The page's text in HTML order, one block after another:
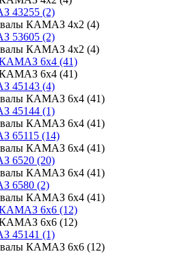
43255 (2)
КАМАЗ 4х2 (4)
53605 (2)
КАМАЗ 4х2 (4)
6х4 (41)
6х4 (41)
45143 (4)
КАМАЗ 6х4 (41)
45144 (1)
КАМАЗ 6х4 (41)
65115 (14)
КАМАЗ 6х4 (41)
6520 (20)
КАМАЗ 6х4 (41)
6580 (2)
КАМАЗ 6х4 (41)
6х6 (12)
6х6 (12)
45141 (1)
КАМАЗ 6х6 (12)